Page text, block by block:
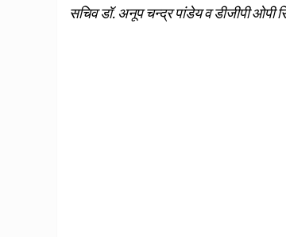
सचिव डॉ. अनूप चन्द्र पांडेय व डीजीपी ओपी